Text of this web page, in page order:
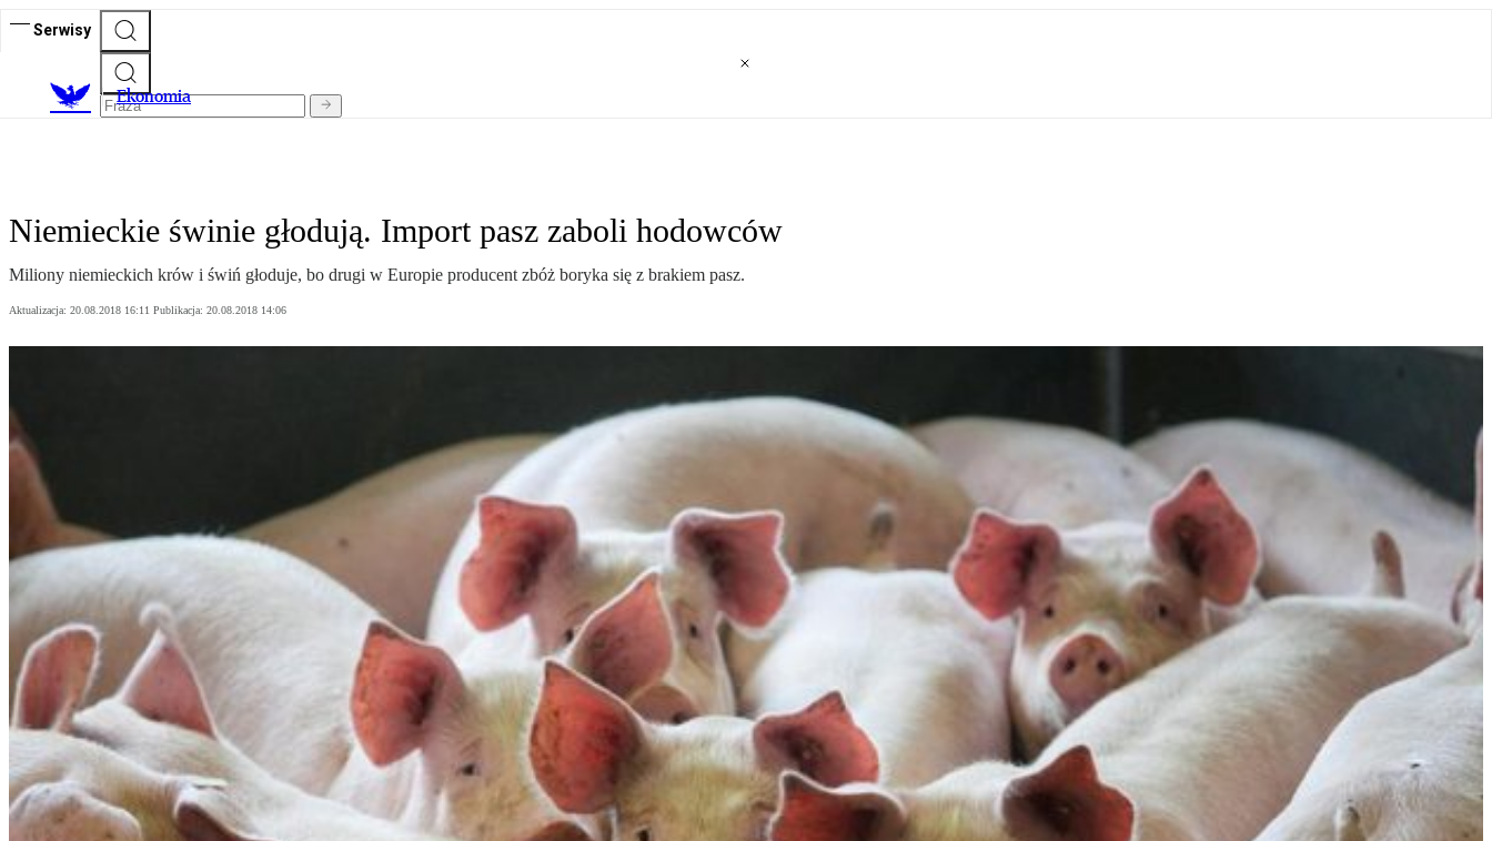
Serwisy
Ekonomia
Niemieckie świnie głodują. Import pasz zaboli hodowców
Miliony niemieckich krów i świń głoduje, bo drugi w Europie producent zbóż boryka się z brakiem pasz.
Aktualizacja: 20.08.2018 16:11 Publikacja: 20.08.2018 14:06